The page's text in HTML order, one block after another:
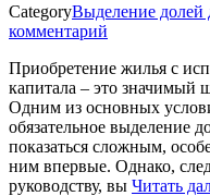
CategoryВыделение долей
комментарий
Приобретение жилья с
капитала – это значимый
Одним из основных
обязательное выделение
показаться сложным,
ним впервые. Однако,
руководству, вы Читать